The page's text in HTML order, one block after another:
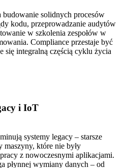
budowanie solidnych procesów
kodu, przeprowadzanie audytów
w szkolenia zespołów w
Compliance przestaje być
się integralną częścią cyklu życia
i IoT
systemy legacy – starsze
maszyny, które nie były
z nowoczesnymi aplikacjami.
płynnej wymiany danych – od